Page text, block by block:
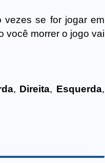
vezes se for jogar em
você morrer o jogo vai
, Direita, Esquerda,